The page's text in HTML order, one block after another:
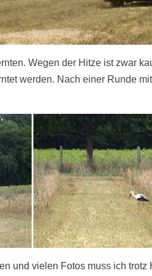
Wegen der Hitze ist zwar
werden. Nach einer Runde
und vielen Fotos muss ich trotz